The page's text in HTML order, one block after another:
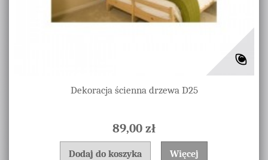
Dekoracja ścienna drzewa D25
89,00 zł
Dodaj do koszyka Więcej